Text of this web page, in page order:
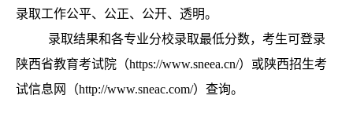
考籍服务
录取工作公平、公正、公开、透明。
录取结果和各专业分校录取最低分数， 考生可登录
陕西省教育考试院（https://www.sneea.cn/）或陕西招生考
试信息网（http://www.sneac.com/）查询。